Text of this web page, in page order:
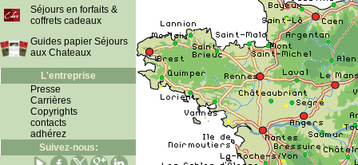
Séjours en forfaits &
coffrets cadeaux
Guides papier Séjours
aux Chateaux
L'entreprise
Presse
Carrières
Copyrights
contacts
adhérez
Suivez-nous: